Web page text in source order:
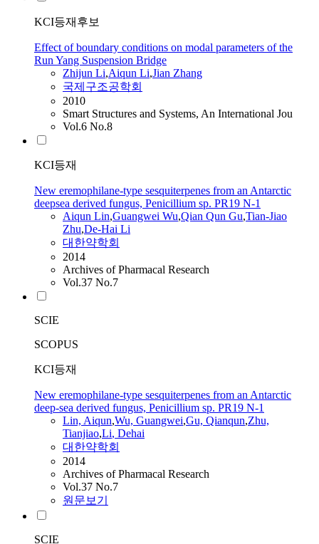
KCI등재후보
Effect of boundary conditions on modal parameters of the
Run Yang Suspension Bridge
Zhijun Li,Aiqun Li,Jian Zhang
국제구조공학회
2010
Smart Structures and Systems, An International Jou
Vol.6 No.8
KCI등재
New eremophilane-type sesquiterpenes from an Antarctic
deepsea derived fungus, Penicillium sp. PR19 N-1
Aiqun Lin,Guangwei Wu,Qian Qun Gu,Tian-Jiao
Zhu,De-Hai Li
대한약학회
2014
Archives of Pharmacal Research
Vol.37 No.7
SCIE
SCOPUS
KCI등재
New eremophilane-type sesquiterpenes from an Antarctic
deep-sea derived fungus, Penicillium sp. PR19 N-1
Lin, Aiqun,Wu, Guangwei,Gu, Qianqun,Zhu,
Tianjiao,Li, Dehai
대한약학회
2014
Archives of Pharmacal Research
Vol.37 No.7
원문보기
SCIE